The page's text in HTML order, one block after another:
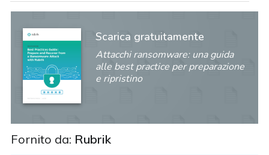
Scarica gratuitamente
Attacchi ransomware: una guida
alle best practice per preparazione
e ripristino
Fornito da: Rubrik